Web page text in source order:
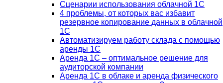
Сценарии использования облачной 1С
4 проблемы, от которых вас избавит
резервное копирование данных в облачной
1С
Автоматизируем работу склада с помощью
аренды 1С
Аренда 1С – оптимальное решение для
аудиторской компании
Аренда 1С в облаке и аренда физического